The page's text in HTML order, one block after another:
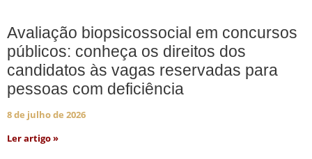
Avaliação biopsicossocial em concursos
públicos: conheça os direitos dos
candidatos às vagas reservadas para
pessoas com deficiência
8 de julho de 2026
Ler artigo »